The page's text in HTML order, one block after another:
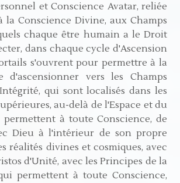
et Conscience Avatar, reliée
la Conscience Divine, aux Champs
chaque être humain a le Droit
dans chaque cycle d'Ascension
s'ouvrent pour permettre à la
d'ascensionner vers les Champs
qui sont localisés dans les
au-delà de l'Espace et du
permettent à toute Conscience, de
Dieu à l'intérieur de son propre
réalités divines et cosmiques, avec
d'Unité, avec les Principes de la
permettent à toute Conscience,